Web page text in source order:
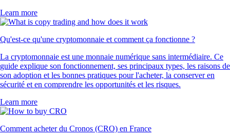
Learn more
Qu'est-ce qu'une cryptomonnaie et comment ça fonctionne ?
La cryptomonnaie est une monnaie numérique sans intermédiaire. Ce
guide explique son fonctionnement, ses principaux types, les raisons de
son adoption et les bonnes pratiques pour l'acheter, la conserver en
sécurité et en comprendre les opportunités et les risques.
Learn more
Comment acheter du Cronos (CRO) en France